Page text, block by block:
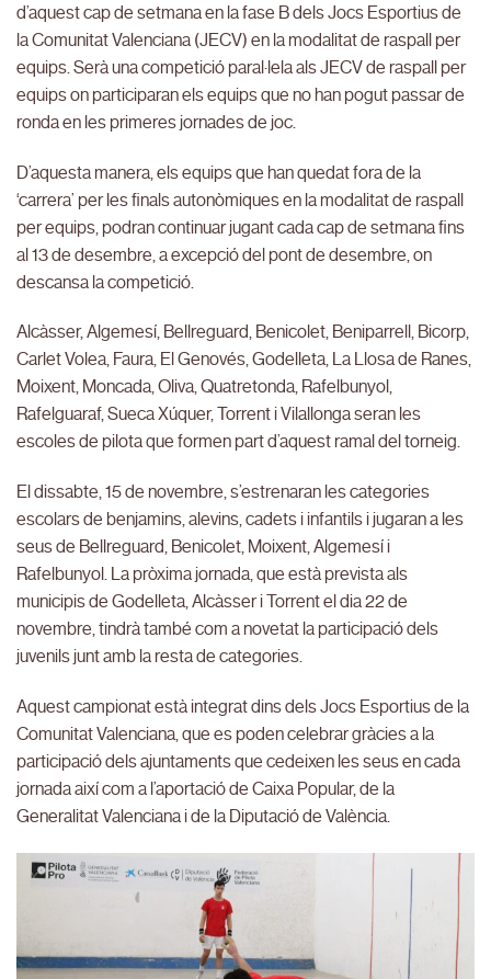
d’aquest cap de setmana en la fase B dels Jocs Esportius de
la Comunitat Valenciana (JECV) en la modalitat de raspall per
equips. Serà una competició paral·lela als JECV de raspall per
equips on participaran els equips que no han pogut passar de
ronda en les primeres jornades de joc.
D’aquesta manera, els equips que han quedat fora de la
‘carrera’ per les finals autonòmiques en la modalitat de raspall
per equips, podran continuar jugant cada cap de setmana fins
al 13 de desembre, a excepció del pont de desembre, on
descansa la competició.
Alcàsser, Algemesí, Bellreguard, Benicolet, Beniparrell, Bicorp,
Carlet Volea, Faura, El Genovés, Godelleta, La Llosa de Ranes,
Moixent, Moncada, Oliva, Quatretonda, Rafelbunyol,
Rafelguaraf, Sueca Xúquer, Torrent i Vilallonga seran les
escoles de pilota que formen part d’aquest ramal del torneig.
El dissabte, 15 de novembre, s’estrenaran les categories
escolars de benjamins, alevins, cadets i infantils i jugaran a les
seus de Bellreguard, Benicolet, Moixent, Algemesí i
Rafelbunyol. La pròxima jornada, que està prevista als
municipis de Godelleta, Alcàsser i Torrent el dia 22 de
novembre, tindrà també com a novetat la participació dels
juvenils junt amb la resta de categories.
Aquest campionat està integrat dins dels Jocs Esportius de la
Comunitat Valenciana, que es poden celebrar gràcies a la
participació dels ajuntaments que cedeixen les seus en cada
jornada així com a l’aportació de Caixa Popular, de la
Generalitat Valenciana i de la Diputació de València.